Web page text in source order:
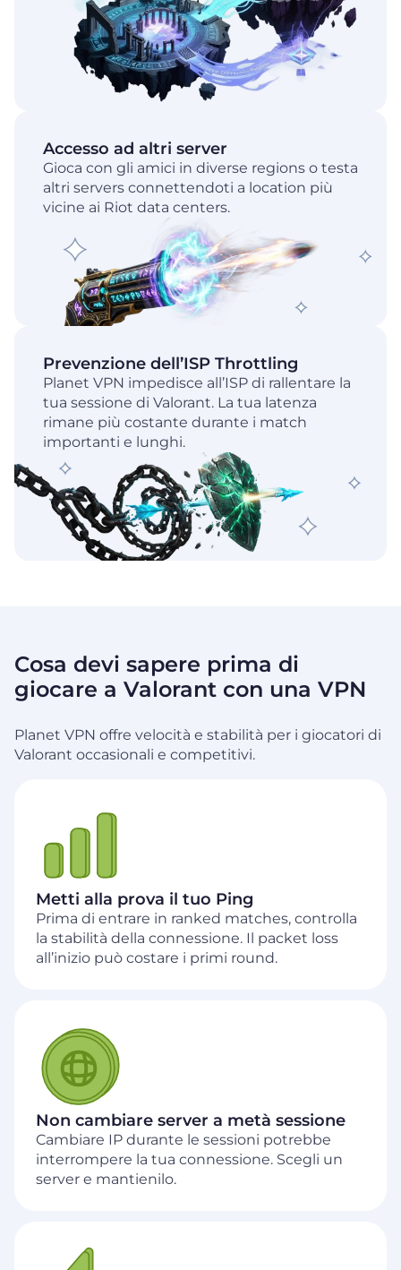
Accesso ad altri server
Gioca con gli amici in diverse regions o testa
altri servers connettendoti a location più
vicine ai Riot data centers.
Prevenzione dell’ISP Throttling
Planet VPN impedisce all’ISP di rallentare la
tua sessione di Valorant. La tua latenza
rimane più costante durante i match
importanti e lunghi.
Cosa devi sapere prima di
giocare a Valorant con una VPN
Planet VPN offre velocità e stabilità per i giocatori di
Valorant occasionali e competitivi.
Metti alla prova il tuo Ping
Prima di entrare in ranked matches, controlla
la stabilità della connessione. Il packet loss
all’inizio può costare i primi round.
Non cambiare server a metà sessione
Cambiare IP durante le sessioni potrebbe
interrompere la tua connessione. Scegli un
server e mantienilo.